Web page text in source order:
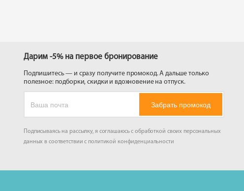
Дарим -5% на первое бронирование
Подпишитесь — и сразу получите промокод. А дальше только
полезное: подборки, скидки и вдохновение на отпуск.
Забрать промокод
Подписываясь на рассылку, я соглашаюсь с обработкой своих персональных
данных в соответствии с политикой конфиденциальности